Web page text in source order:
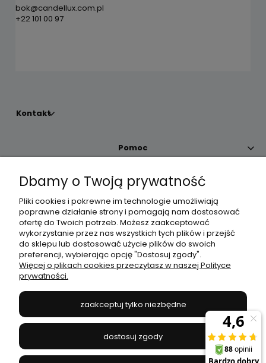
bok@candellux.com.pl
+22 101 00 97
Kontakt
Pomoc
Moje konto
Płatności i dostawa
Informacje
JANEX
669-050-03-43
504 545 749//E-mail:sklep@janexmarket.pl
Dbamy o Twoją prywatność
Pliki cookies i pokrewne im technologie umożliwiają
poprawne działanie strony i pomagają nam dostosować
ofertę do Twoich potrzeb. Możesz zaakceptować
wykorzystanie przez nas wszystkich tych plików i przejść
do sklepu lub dostosować użycie plików do swoich
preferencji, wybierając opcję "Dostosuj zgody".
Więcej o plikach cookies przeczytasz w naszej Polityce
prywatności.
zaakceptuj tylko niezbędne
dostosuj zgody